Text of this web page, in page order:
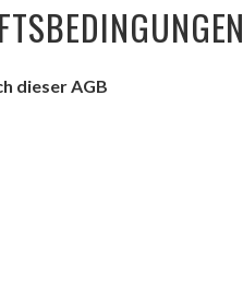
dieser AGB